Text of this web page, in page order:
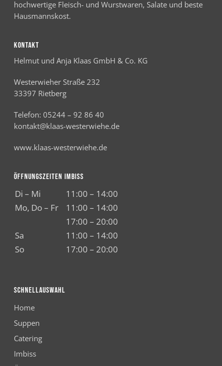
hochwertige Fleisch- und Wurstwaren, Salate und beste
Hausmannskost.
KONTAKT
Helmut und Anja Klaas GmbH & Co. KG
Westerwieher Straße 232
33397 Rietberg
Telefon: 05244 – 92 86 40
kontakt@klaas-westerwiehe.de
www.klaas-westerwiehe.de
ÖFFNUNGSZEITEN IMBISS
Di – Mi
11:00 – 14:00
Mo, Do – Fr
11:00 – 14:00
17:00 – 20:00
Sa
11:00 – 14:00
So
17:00 – 20:00
SCHNELLAUSWAHL
Home
Suppen
Catering
Imbiss